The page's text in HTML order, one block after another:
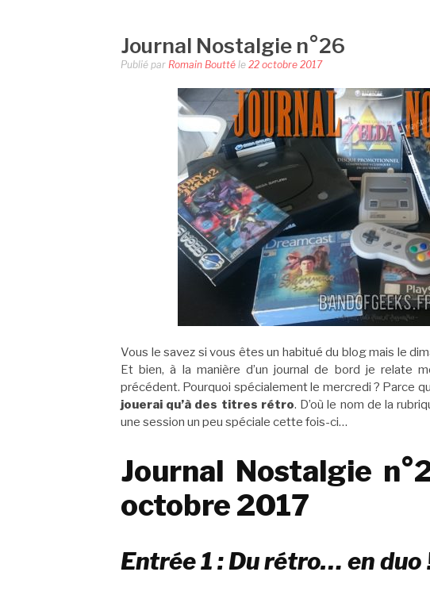
Journal Nostalgie n°26
Publié par Romain Boutté le 22 octobre 2017
Vous le savez si vous êtes un habitué du blog mais le
Et bien, à la manière d’un journal de bord je relate
précédent. Pourquoi spécialement le mercredi ? Parce
jouerai qu’à des titres rétro. D’où le nom de la
une session un peu spéciale cette fois-ci…
Journal Nostalgie
octobre 2017
Entrée 1 : Du rétro… en duo